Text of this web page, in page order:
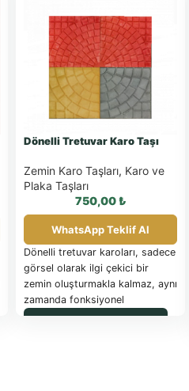
Dönelli Tretuvar Karo Taşı
Zemin Karo Taşları, Karo ve
Plaka Taşları
750,00₺
WhatsApp Teklif Al
Dönelli tretuvar karoları, sadece
görsel olarak ilgi çekici bir
zemin oluşturmakla kalmaz, aynı
zamanda fonksiyonel
özellikleriyle de öne çıkar. Farklı